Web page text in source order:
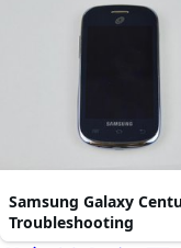
Samsung Galaxy
Troubleshooting